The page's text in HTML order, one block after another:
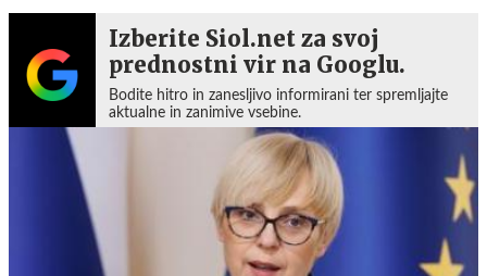
Izberite Siol.net za svoj
prednostni vir na Googlu.
Bodite hitro in zanesljivo informirani ter spremljajte
aktualne in zanimive vsebine.